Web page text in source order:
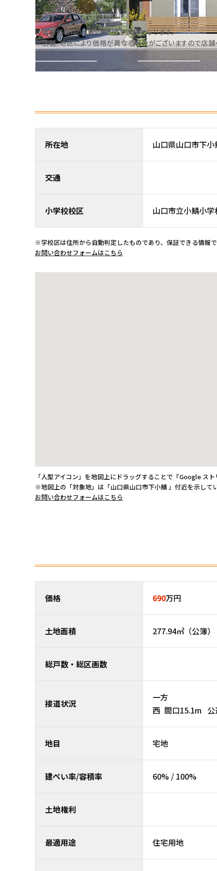
※建物価格は⼭⼝市での標準価格となります。
※店舗、地区により価格が異なる場合がございますので店舗
所在地 山口県山口市下
交通
小学校校区 山口市立小鯖小学
※学校区は住所から自動判定したものであり、保証できる情報
お問い合わせフォームはこちら
「人型アイコン」を地図上にドラッグすることで『Google ス
※地図上の「対象地」は「山口県山口市下小鯖 」付近を示して
お問い合わせフォームはこちら
価格 690万円
土地面積 277.94㎡（公簿
総戸数・総区画数
接道状況
一方
西 間口
地目 宅地
建ぺい率/容積率 60% / 100%
土地権利
最適用途 住宅用地